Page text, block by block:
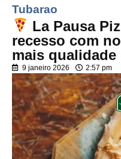
Tubarao
La Pausa
recesso com
mais qualidade
9 janeiro 2026 2:57 pm